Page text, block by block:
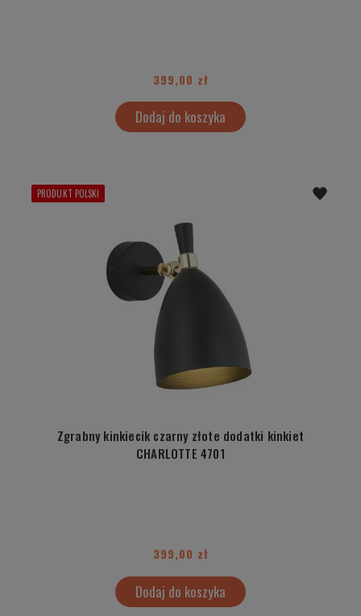
399,00 zł
Dodaj do koszyka
Zgrabny kinkiecik czarny złote dodatki kinkiet
CHARLOTTE 4701
399,00 zł
Dodaj do koszyka
PRODUKT POLSKI